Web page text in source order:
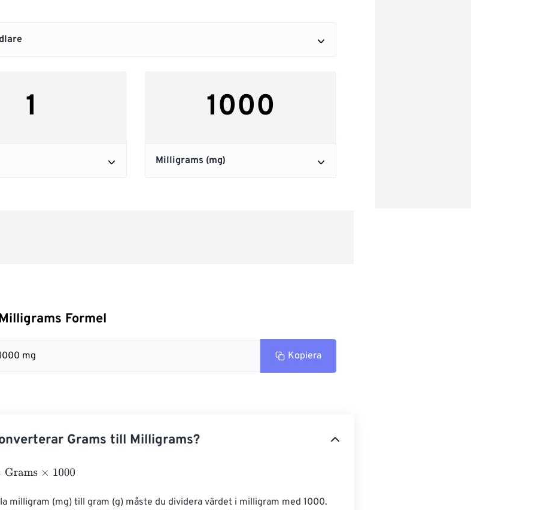
Formel
mg Kopiera
Grams till Milligrams?
×1000
milligram (mg) till gram (g) måste du dividera värdet i milligram med 1000.